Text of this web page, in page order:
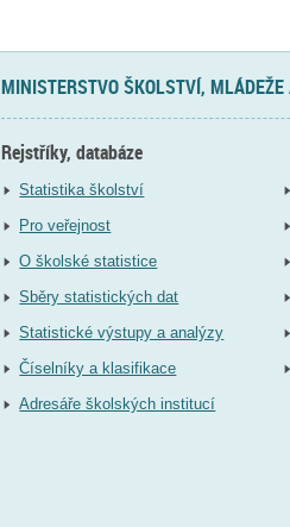
MINISTERSTVO ŠKOLSTVÍ, MLÁDEŽE
Rejstříky, databáze
Statistika školství
Pro veřejnost
O školské statistice
Sběry statistických dat
Statistické výstupy a analýzy
Číselníky a klasifikace
Adresáře školských institucí